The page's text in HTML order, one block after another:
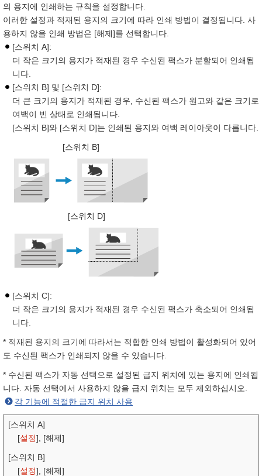
의 용지에 인쇄하는 규칙을 설정합니다.
이러한 설정과 적재된 용지의 크기에 따라 인쇄 방법이 결정됩니다. 사
용하지 않을 인쇄 방법은 [해제]를 선택합니다.
[스위치 A]:
더 작은 크기의 용지가 적재된 경우 수신된 팩스가 분할되어 인쇄됩
니다.
[스위치 B] 및 [스위치 D]:
더 큰 크기의 용지가 적재된 경우, 수신된 팩스가 원고와 같은 크기로
여백이 빈 상태로 인쇄됩니다.
[스위치 B]와 [스위치 D]는 인쇄된 용지와 여백 레이아웃이 다릅니다.
[스위치 B]
[스위치 D]
[스위치 C]:
더 작은 크기의 용지가 적재된 경우 수신된 팩스가 축소되어 인쇄됩
니다.
* 적재된 용지의 크기에 따라서는 적합한 인쇄 방법이 활성화되어 있어
도 수신된 팩스가 인쇄되지 않을 수 있습니다.
* 수신된 팩스가 자동 선택으로 설정된 급지 위치에 있는 용지에 인쇄됩
니다. 자동 선택에서 사용하지 않을 급지 위치는 모두 제외하십시오.
각 기능에 적절한 급지 위치 사용
[스위치 A]
[설정], [해제]
[스위치 B]
[설정], [해제]